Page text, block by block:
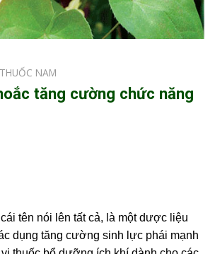
NAM
tăng cường chức năng
tên nói lên tất cả, là một dược liệu
dụng tăng cường sinh lực phái mạnh